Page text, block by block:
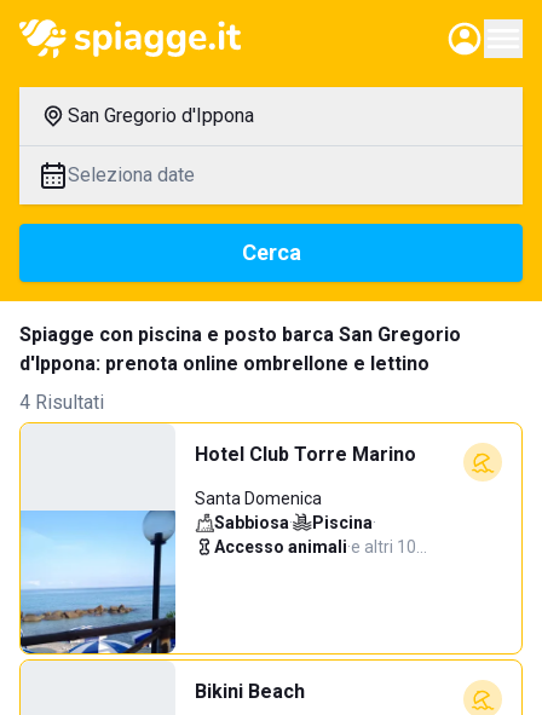
San Gregorio d'Ippona
Seleziona date
Cerca
Spiagge con piscina e posto barca San Gregorio
d'Ippona: prenota online ombrellone e lettino
4 Risultati
Hotel Club Torre Marino
Santa Domenica
Sabbiosa· Piscina·
Accesso animali·e altri 10…
Bikini Beach